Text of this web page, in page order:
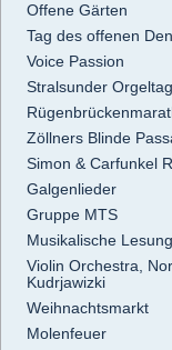
Offene Gärten
Tag des offenen
Voice Passion
Stralsunder
Zöllners Blinde
Simon & Carfunkel
Galgenlieder
Gruppe MTS
Musikalische Lesung
Violin Orchestra,
Kudrjawizki
Weihnachtsmarkt
Molenfeuer